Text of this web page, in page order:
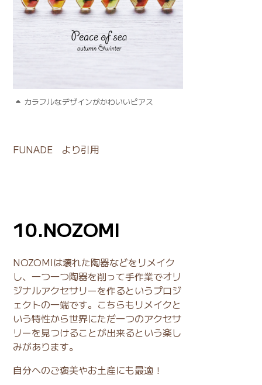
カラフルなデザインがかわいいピアス
FUNADE より引用
10.NOZOMI
NOZOMIは壊れた陶器などをリメイク
し、一つ一つ陶器を削って手作業でオリ
ジナルアクセサリーを作るというプロジ
ェクトの一端です。こちらもリメイクと
いう特性から世界にただ一つのアクセサ
リーを見つけることが出来るという楽し
みがあります。
自分へのご褒美やお土産にも最適！